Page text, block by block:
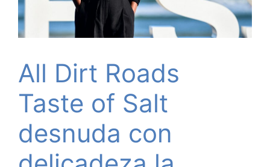
All Dirt Roads
Taste of Salt
desnuda con